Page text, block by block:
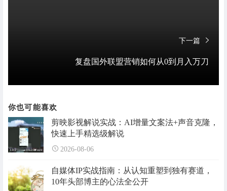
下一篇
复盘国外联盟营销如何从0到月入万刀
你也可能喜欢
剪映影视解说实战：AI增量文案法+声音克隆，
快速上手精选级解说
2026-08-06
自媒体IP实战指南：从认知重塑到独有赛道，
10年头部博主的心法全公开